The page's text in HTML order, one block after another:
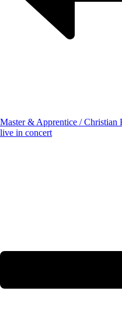
Master & Apprentice / Christian
live in concert